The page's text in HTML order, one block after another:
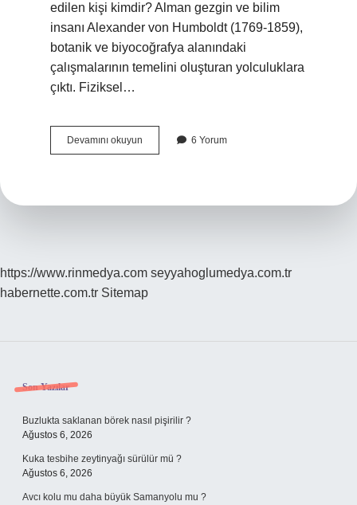
edilen kişi kimdir? Alman gezgin ve bilim
insanı Alexander von Humboldt (1769-1859),
botanik ve biyocoğrafya alanındaki
çalışmalarının temelini oluşturan yolculuklara
çıktı. Fiziksel…
Devamını okuyun Dünyanın
Ilk
6 Yorum
https://www.rinmedya.com seyyahoglumedya.com.tr
habernette.com.tr Sitemap
Sidebar
Son Yazılar
Buzlukta saklanan börek nasıl pişirilir ?
Ağustos 6, 2026
Kuka tesbihe zeytinyağı sürülür mü ?
Ağustos 6, 2026
Avcı kolu mu daha büyük Samanyolu mu ?